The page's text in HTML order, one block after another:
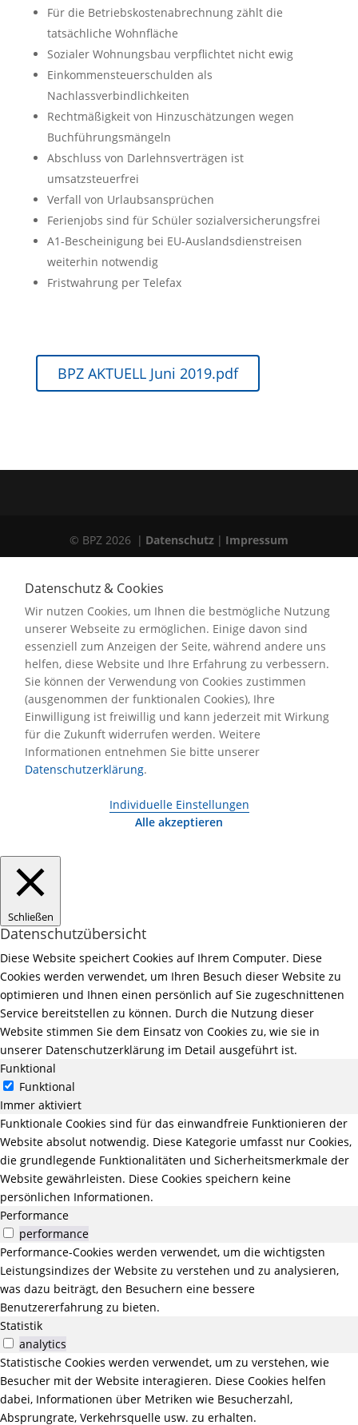
Für die Betriebskostenabrechnung zählt die
tatsächliche Wohnfläche
Sozialer Wohnungsbau verpflichtet nicht ewig
Einkommensteuerschulden als
Nachlassverbindlichkeiten
Rechtmäßigkeit von Hinzuschätzungen wegen
Buchführungsmängeln
Abschluss von Darlehnsverträgen ist
umsatzsteuerfrei
Verfall von Urlaubsansprüchen
Ferienjobs sind für Schüler sozialversicherungsfrei
A1-Bescheinigung bei EU-Auslandsdienstreisen
weiterhin notwendig
Fristwahrung per Telefax
BPZ AKTUELL Juni 2019.pdf
© BPZ 2026 | Datenschutz | Impressum
Datenschutz & Cookies
Wir nutzen Cookies, um Ihnen die bestmögliche Nutzung
unserer Webseite zu ermöglichen. Einige davon sind
essenziell zum Anzeigen der Seite, während andere uns
helfen, diese Website und Ihre Erfahrung zu verbessern.
Sie können der Verwendung von Cookies zustimmen
(ausgenommen der funktionalen Cookies), Ihre
Einwilligung ist freiwillig und kann jederzeit mit Wirkung
für die Zukunft widerrufen werden. Weitere
Informationen entnehmen Sie bitte unserer
Datenschutzerklärung.
Individuelle Einstellungen
Alle akzeptieren
Schließen
Datenschutzübersicht
Diese Website speichert Cookies auf Ihrem Computer. Diese
Cookies werden verwendet, um Ihren Besuch dieser Website zu
optimieren und Ihnen einen persönlich auf Sie zugeschnittenen
Service bereitstellen zu können. Durch die Nutzung dieser
Website stimmen Sie dem Einsatz von Cookies zu, wie sie in
unserer Datenschutzerklärung im Detail ausgeführt ist.
Funktional
Funktional
Immer aktiviert
Funktionale Cookies sind für das einwandfreie Funktionieren der
Website absolut notwendig. Diese Kategorie umfasst nur Cookies,
die grundlegende Funktionalitäten und Sicherheitsmerkmale der
Website gewährleisten. Diese Cookies speichern keine
persönlichen Informationen.
Performance
performance
Performance-Cookies werden verwendet, um die wichtigsten
Leistungsindizes der Website zu verstehen und zu analysieren,
was dazu beiträgt, den Besuchern eine bessere
Benutzererfahrung zu bieten.
Statistik
analytics
Statistische Cookies werden verwendet, um zu verstehen, wie
Besucher mit der Website interagieren. Diese Cookies helfen
dabei, Informationen über Metriken wie Besucherzahl,
Absprungrate, Verkehrsquelle usw. zu erhalten.